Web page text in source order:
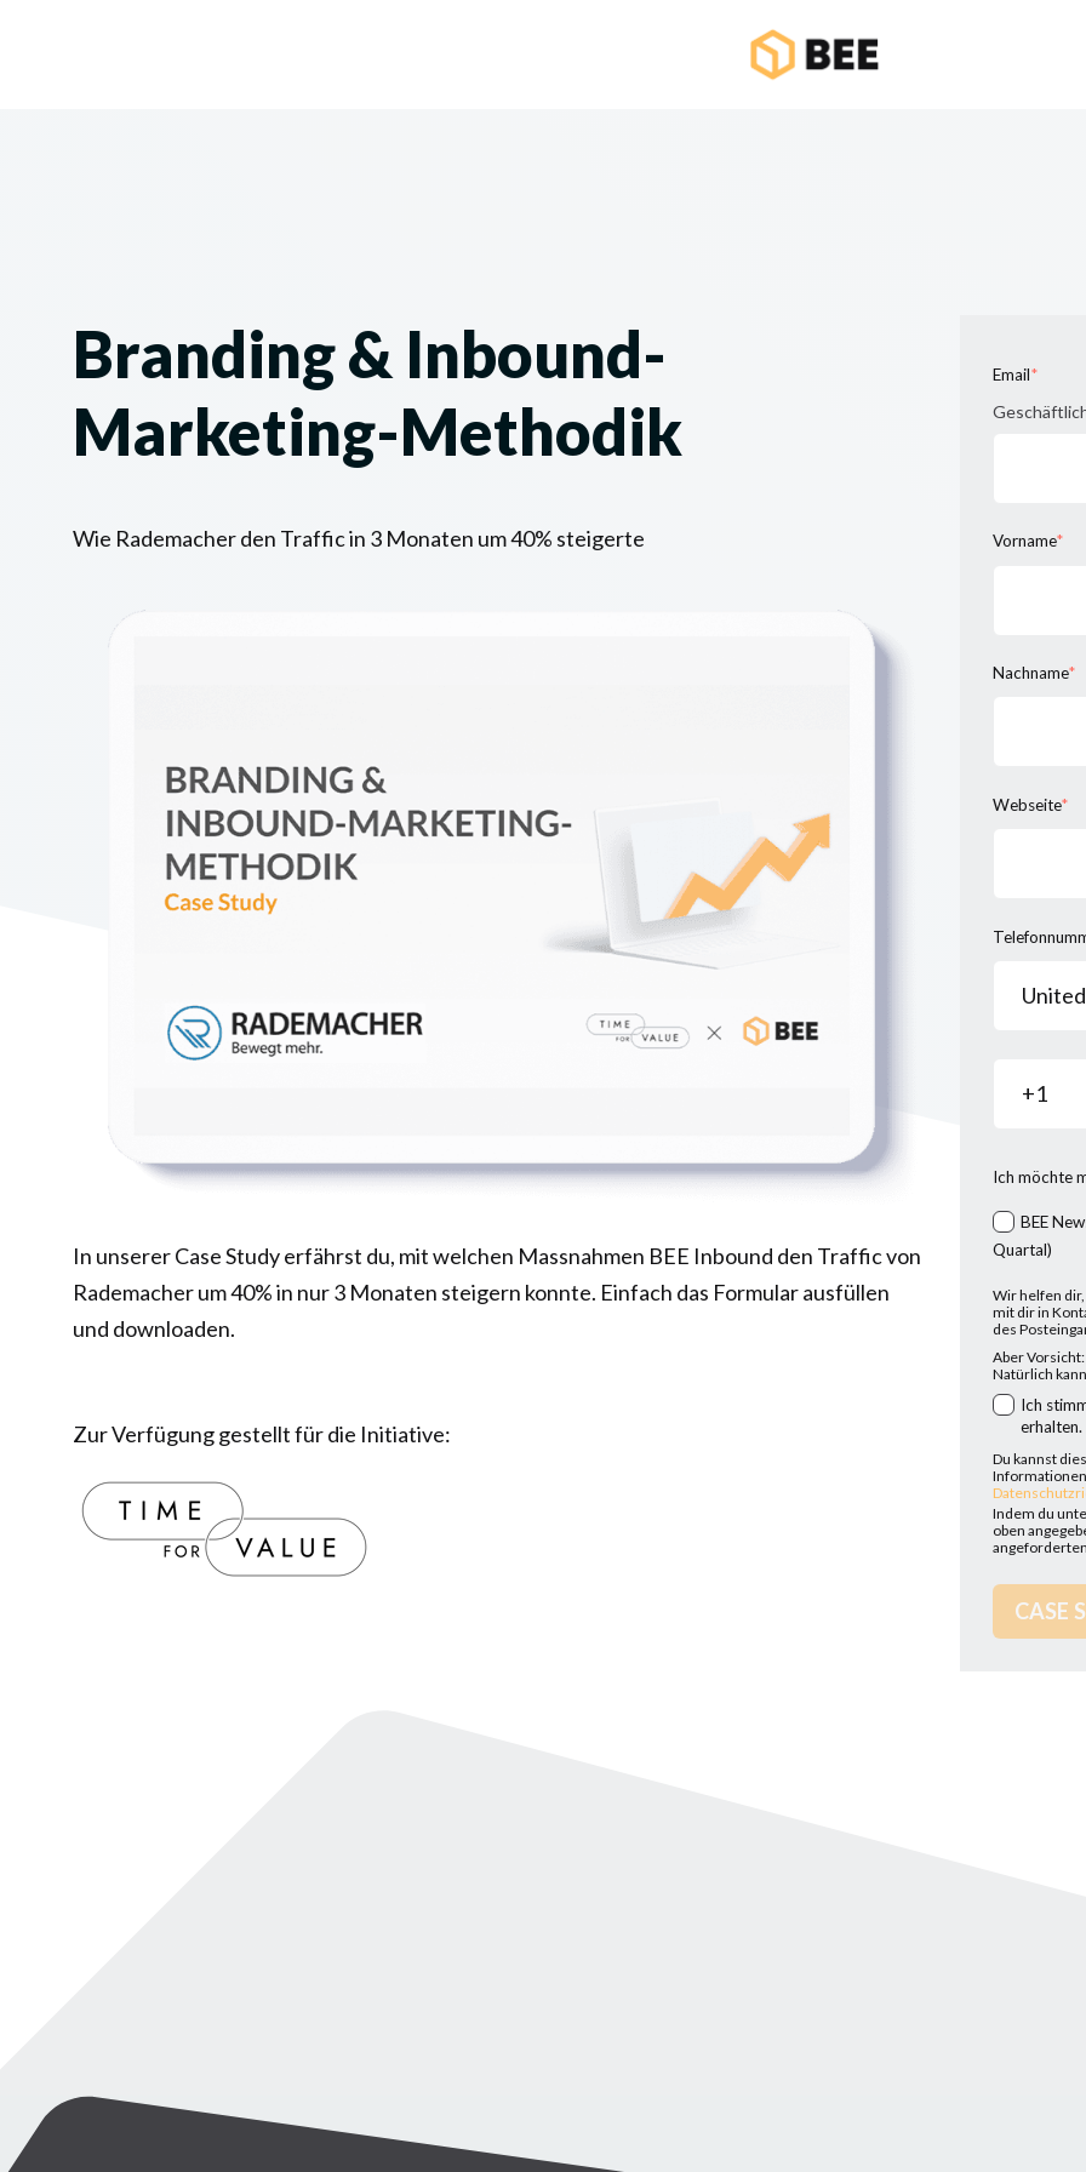
Branding & Inbound-
Marketing-Methodik
Wie Rademacher den Traffic in 3 Monaten um 40% steigerte
In unserer Case Study erfährst du, mit welchen Massnahmen BEE Inbound den Traffic von
Rademacher um 40% in nur 3 Monaten steigern konnte. Einfach das Formular ausfüllen
und downloaden.
Zur Verfügung gestellt für die Initiative:
Email*
Vorname*
Nachname*
Webseite*
Ich möchte
BEE
Quartal)
Wir helfen
mit dir in
des
Aber
Natürlich
Ich
erhalten.
Du kannst
Indem du
oben